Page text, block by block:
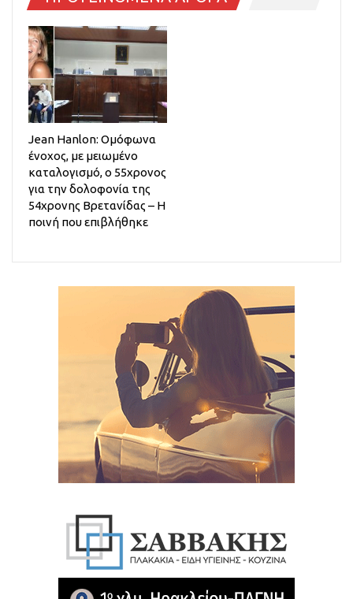
Jean Hanlon: Ομόφωνα
ένοχος, με μειωμένο
καταλογισμό, ο 55χρονος
για την δολοφονία της
54χρονης Βρετανίδας – Η
ποινή που επιβλήθηκε